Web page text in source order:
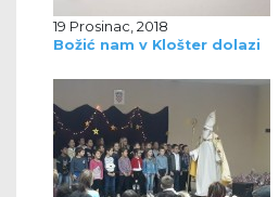
19 Prosinac, 2018
Božić nam v Klošter dolazi